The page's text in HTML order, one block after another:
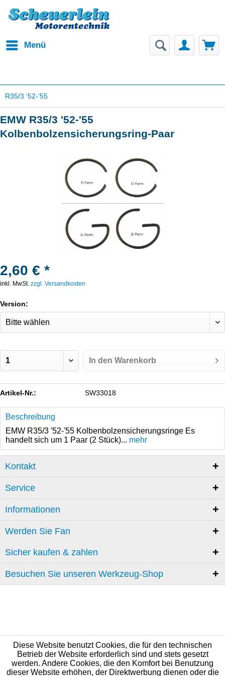
Menü
R35/3 '52-'55
EMW R35/3 '52-'55
Kolbenbolzensicherungsring-Paar
2,60 € *
inkl. MwSt. zzgl. Versandkosten
Version:
In den Warenkorb
Artikel-Nr.: SW33018
Beschreibung
EMW R35/3 '52-'55 Kolbenbolzensicherungsringe Es
handelt sich um 1 Paar (2 Stück)... mehr
Kontakt
Service
Informationen
Werden Sie Fan
Sicher kaufen & zahlen
Besuchen Sie unseren Werkzeug-Shop
Diese Website benutzt Cookies, die für den technischen
Betrieb der Website erforderlich sind und stets gesetzt
werden. Andere Cookies, die den Komfort bei Benutzung
dieser Website erhöhen, der Direktwerbung dienen oder die